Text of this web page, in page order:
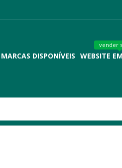
MARCAS DISPONÍVEIS WEBSITE
vender